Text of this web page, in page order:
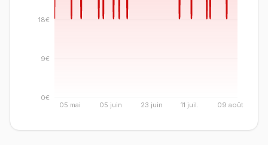
05 mai 05 juin 23 juin 11 juil. 09 août
0€
9€
18€